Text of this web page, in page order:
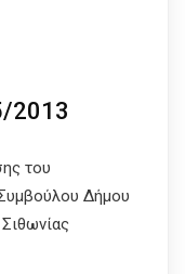
2013
του
Δήμου